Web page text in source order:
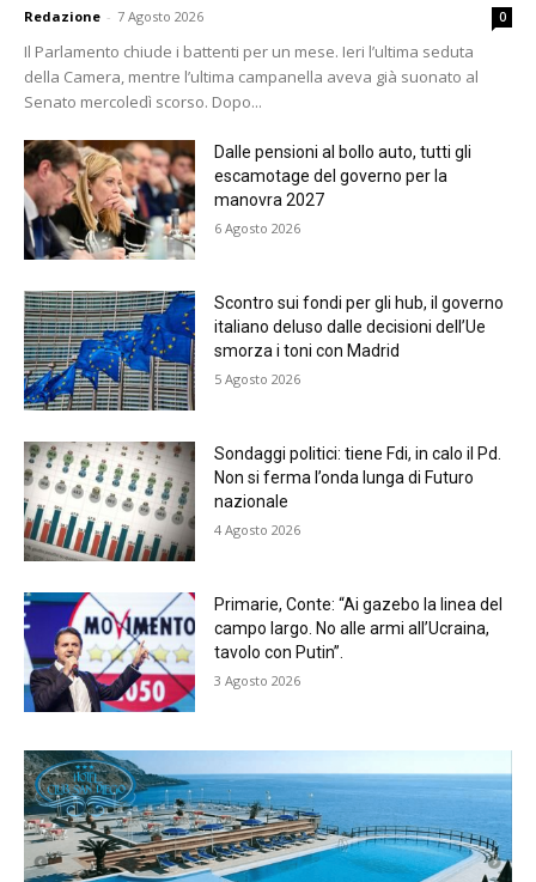
Redazione - 7 Agosto 2026 0
Il Parlamento chiude i battenti per un mese. Ieri l’ultima seduta
della Camera, mentre l’ultima campanella aveva già suonato al
Senato mercoledì scorso. Dopo...
Dalle pensioni al bollo auto, tutti gli
escamotage del governo per la
manovra 2027
6 Agosto 2026
Scontro sui fondi per gli hub, il governo
italiano deluso dalle decisioni dell’Ue
smorza i toni con Madrid
5 Agosto 2026
Sondaggi politici: tiene Fdi, in calo il Pd.
Non si ferma l’onda lunga di Futuro
nazionale
4 Agosto 2026
Primarie, Conte: “Ai gazebo la linea del
campo largo. No alle armi all’Ucraina,
tavolo con Putin”.
3 Agosto 2026